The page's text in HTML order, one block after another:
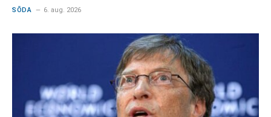
SÕDA 6. aug. 2026